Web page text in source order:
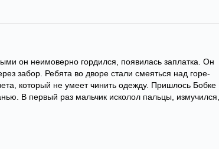
он неимоверно гордился, появилась заплатка. Он
забор. Ребята во дворе стали смеяться над горе-
который не умеет чинить одежду. Пришлось Бобке
В первый раз мальчик исколол пальцы, измучился,